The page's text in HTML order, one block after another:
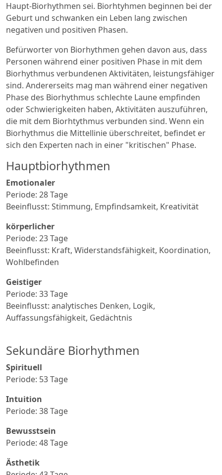
Haupt-Biorhythmen sei. Biorhtyhmen beginnen bei der
Geburt und schwanken ein Leben lang zwischen
negativen und positiven Phasen.
Befürworter von Biorhythmen gehen davon aus, dass
Personen während einer positiven Phase in mit dem
Biorhythmus verbundenen Aktivitäten, leistungsfähiger
sind. Andererseits mag man während einer negativen
Phase des Biorhythmus schlechte Laune empfinden
oder Schwierigkeiten haben, Aktivitäten auszuführen,
die mit dem Biorhtythmus verbunden sind. Wenn ein
Biorhythmus die Mittellinie überschreitet, befindet er
sich den Experten nach in einer "kritischen" Phase.
Hauptbiorhythmen
Emotionaler
Periode: 28 Tage
Beeinflusst: Stimmung, Empfindsamkeit, Kreativität
körperlicher
Periode: 23 Tage
Beeinflusst: Kraft, Widerstandsfähigkeit, Koordination,
Wohlbefinden
Geistiger
Periode: 33 Tage
Beeinflusst: analytisches Denken, Logik,
Auffassungsfähigkeit, Gedächtnis
Sekundäre Biorhythmen
Spirituell
Periode: 53 Tage
Intuition
Periode: 38 Tage
Bewusstsein
Periode: 48 Tage
Ästhetik